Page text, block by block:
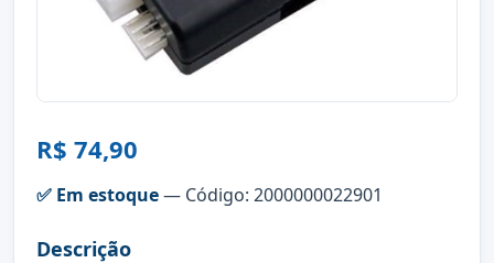
R$ 74,90
✅ Em estoque— Código: 2000000022901
Descrição